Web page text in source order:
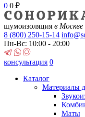
0 0 ₽
шумоизоляция в Москве
8 (800) 250-15-14
Пн-Вс: 10:00 - 20:00
консультация 0
Каталог
Материалы
Маты